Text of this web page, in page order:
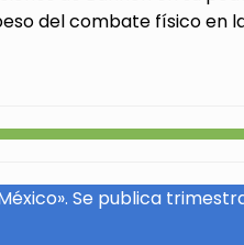
del combate físico en
Se publica